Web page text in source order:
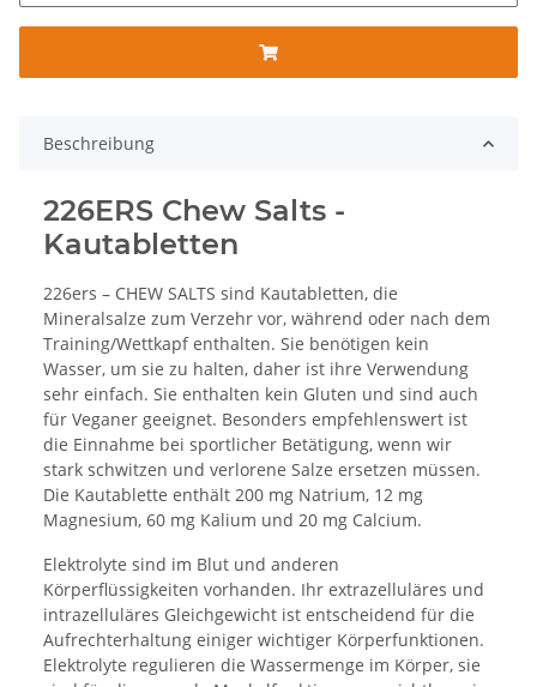
Beschreibung
226ERS Chew Salts -
Kautabletten
226ers – CHEW SALTS sind Kautabletten, die
Mineralsalze zum Verzehr vor, während oder nach dem
Training/Wettkapf enthalten. Sie benötigen kein
Wasser, um sie zu halten, daher ist ihre Verwendung
sehr einfach. Sie enthalten kein Gluten und sind auch
für Veganer geeignet. Besonders empfehlenswert ist
die Einnahme bei sportlicher Betätigung, wenn wir
stark schwitzen und verlorene Salze ersetzen müssen.
Die Kautablette enthält 200 mg Natrium, 12 mg
Magnesium, 60 mg Kalium und 20 mg Calcium.
Elektrolyte sind im Blut und anderen
Körperflüssigkeiten vorhanden. Ihr extrazelluläres und
intrazelluläres Gleichgewicht ist entscheidend für die
Aufrechterhaltung einiger wichtiger Körperfunktionen.
Elektrolyte regulieren die Wassermenge im Körper, sie